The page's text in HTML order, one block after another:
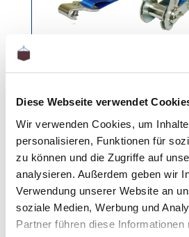
Diese Webseite verwendet
Wir verwenden Cookies, um
personalisieren, Funktionen für
zu können und die Zugriffe auf
analysieren. Außerdem geben wir
Verwendung unserer Website an
soziale Medien, Werbung und
Partner führen diese
Gewicht: 0.7 kg
Regulärer
Ab 6,00 €
Produktgalerie überspringen
Automatik Spanngurte